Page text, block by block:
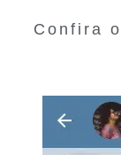
Confira